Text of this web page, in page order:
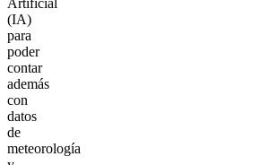
Artificial
(IA)
para
poder
contar
además
con
datos
de
meteorología